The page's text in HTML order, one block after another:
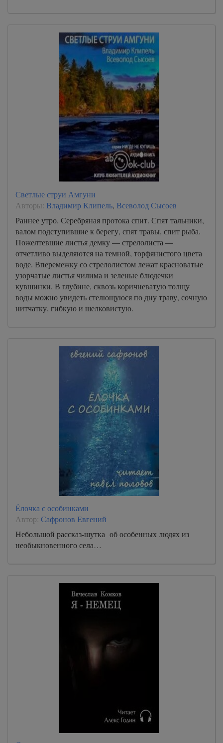
Светлые струи Амгуни
Авторы: Владимир Клипель, Всеволод Сысоев
Раннее утро. Серебряная протока спит. Спят тальники,
валом подступившие к берегу, спят травы, спит рыба.
Пожелтевшие листья демку — стрелолиста —
отчетливо выделяются на темной, торфянистого цвета
воде. Вперемежку со стрелолистом лежат красноватые
узорчатые листья чилима и зеленые блюдечки
кувшинки. В глубине, сквозь коричневатую толщу
воды можно увидеть стелющуюся по дну траву, сочную
нитчатку, гибкую и шелковистую.
Ёлочка с особинками
Автор: Сафронов Евгений
Небольшой рассказ-шутка об особенных людях из
необыкновенного села…